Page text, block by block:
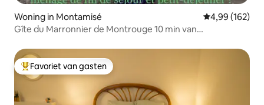
Woning in Montamisé Gemiddelde
4,99 (162)
Gîte du Marronnier de Montrouge 10 min van
Topfavoriet van gasten
Favoriet van gasten